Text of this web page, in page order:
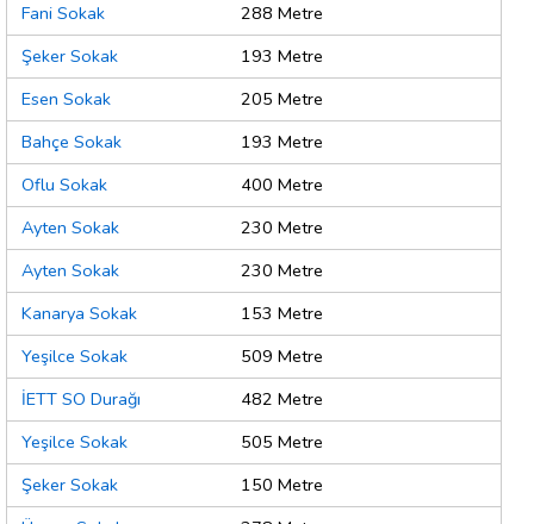
Fani Sokak
288 Metre
Şeker Sokak
193 Metre
Esen Sokak
205 Metre
Bahçe Sokak
193 Metre
Oflu Sokak
400 Metre
Ayten Sokak
230 Metre
Ayten Sokak
230 Metre
Kanarya Sokak
153 Metre
Yeşilce Sokak
509 Metre
İETT SO Durağı
482 Metre
Yeşilce Sokak
505 Metre
Şeker Sokak
150 Metre